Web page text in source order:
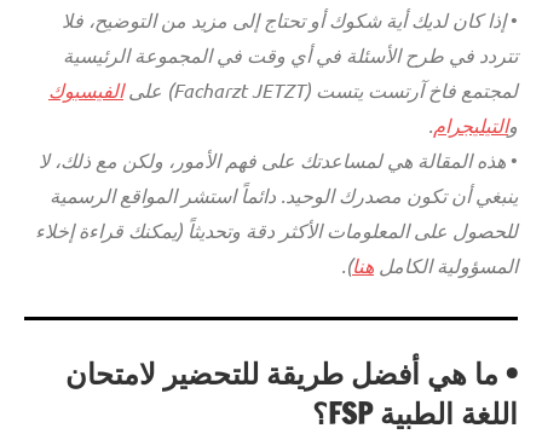
•إذا كان لديك أية شكوك أو تحتاج إلى مزيد من التوضيح، فلا
تتردد في طرح الأسئلة في أي وقت في المجموعة الرئيسية
لمجتمع فاخ آرتست يتست (Facharzt JETZT) على
الفيسبوك
والتيليجرام.
• هذه المقالة هي لمساعدتك على فهم الأمور، ولكن مع ذلك، لا
ينبغي أن تكون مصدرك الوحيد. دائماً استشر المواقع الرسمية
للحصول على المعلومات الأكثر دقة وتحديثاً (يمكنك قراءة إخلاء
المسؤولية الكامل هنا).
• ما هي أفضل طريقة للتحضير لامتحان
اللغة الطبية FSP؟